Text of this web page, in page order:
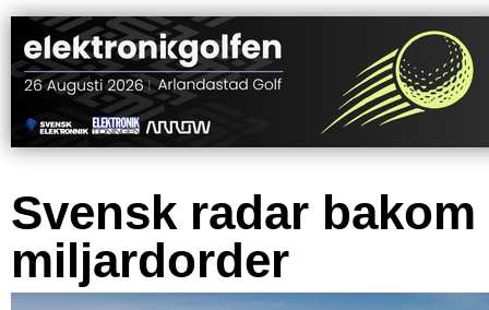
Svensk radar bakom
miljardorder